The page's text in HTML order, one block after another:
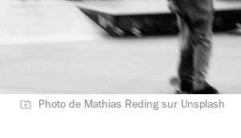
Photo de Mathias Reding sur Unsplash